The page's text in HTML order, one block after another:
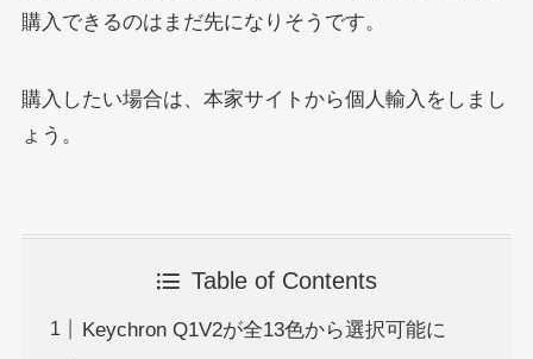
購入できるのはまだ先になりそうです。
購入したい場合は、本家サイトから個人輸入をしまし
ょう。
Table of Contents
Keychron Q1V2が全13色から選択可能に